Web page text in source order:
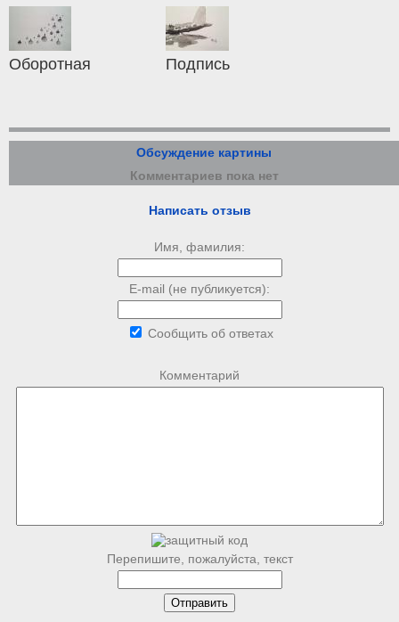
Оборотная Подпись
Обсуждение картины
Комментариев пока нет
Написать отзыв
Имя, фамилия:
E-mail (не публикуется):
Сообщить об ответах
Комментарий
Перепишите, пожалуйста, текст